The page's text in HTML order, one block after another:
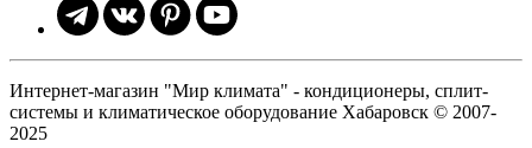
Интернет-магазин "Мир климата" - кондиционеры, сплит-
системы и климатическое оборудование Хабаровск © 2007-
2025